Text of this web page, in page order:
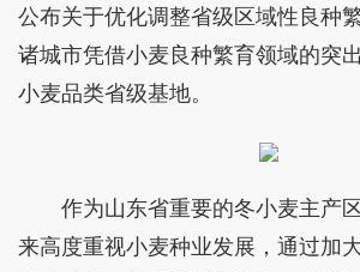
公布关于优化调整省级区域性良种
诸城市凭借小麦良种繁育领域的突
小麦品类省级基地。
作为山东省重要的冬小麦主产
来高度重视小麦种业发展，通过加